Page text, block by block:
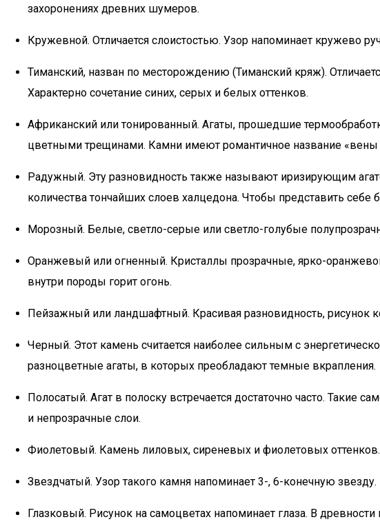
захоронениях древних шумеров.
Кружевной. Отличается слоистостью. Узор напоминает кружево
Тиманский, назван по месторождению (Тиманский кряж).
Характерно сочетание синих, серых и белых оттенков.
Африканский или тонированный. Агаты, прошедшие
цветными трещинами. Камни имеют романтичное название «вены
Радужный. Эту разновидность также называют иризирующим
количества тончайших слоев халцедона. Чтобы представить себе
Морозный. Белые, светло-серые или светло-голубые
Оранжевый или огненный. Кристаллы прозрачные, ярко-
внутри породы горит огонь.
Пейзажный или ландшафтный. Красивая разновидность, рисунок
Черный. Этот камень считается наиболее сильным с
разноцветные агаты, в которых преобладают темные вкрапления.
Полосатый. Агат в полоску встречается достаточно часто. Такие
и непрозрачные слои.
Фиолетовый. Камень лиловых, сиреневых и фиолетовых
Звездчатый. Узор такого камня напоминает 3-, 6-конечную звезду.
Глазковый. Рисунок на самоцветах напоминает глаза. В